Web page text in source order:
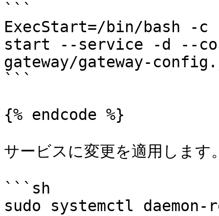
```
ExecStart=/bin/bash -
start --service -d --
gateway/gateway-
```
{% endcode %}
サービスに変更を適用します
```sh
sudo systemctl daemon-